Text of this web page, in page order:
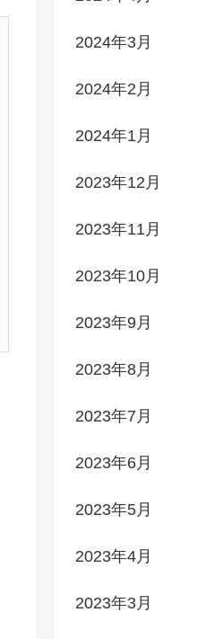
2024年3月
2024年2月
2024年1月
2023年12月
2023年11月
2023年10月
2023年9月
2023年8月
2023年7月
2023年6月
2023年5月
2023年4月
2023年3月